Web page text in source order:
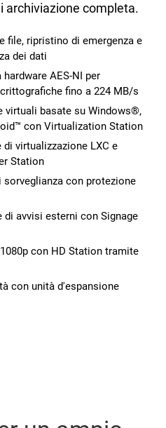
archiviazione completa.
file, ripristino di emergenza e
dei dati
AES-NI per
fino a 224 MB/s
virtuali basate su Windows®,
con Virtualization Station
virtualizzazione LXC e
Station
con protezione
di avvisi esterni con Signage
con HD Station tramite
con unità d'espansione